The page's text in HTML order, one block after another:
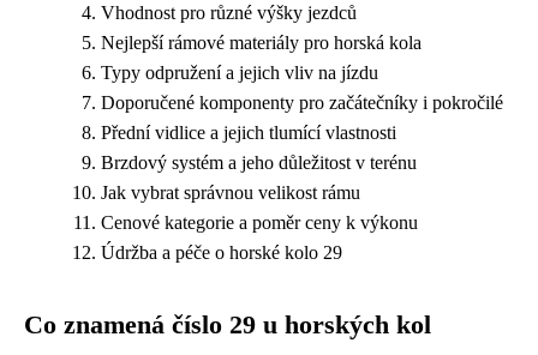
Vhodnost pro různé výšky jezdců
Nejlepší rámové materiály pro horská kola
Typy odpružení a jejich vliv na jízdu
Doporučené komponenty pro začátečníky i pokročilé
Přední vidlice a jejich tlumící vlastnosti
Brzdový systém a jeho důležitost v terénu
Jak vybrat správnou velikost rámu
Cenové kategorie a poměr ceny k výkonu
Údržba a péče o horské kolo 29
Co znamená číslo 29 u horských kol